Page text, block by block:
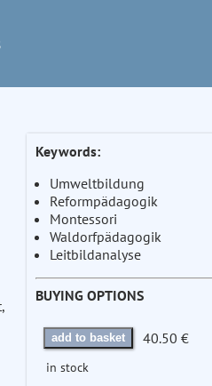
Keywords:
Umweltbildung
Reformpädagogik
Montessori
Waldorfpädagogik
Leitbildanalyse
BUYING OPTIONS
add to basket 40.50 €
in stock